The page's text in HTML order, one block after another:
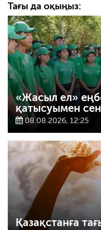
Тағы да оқыңыз:
«Жасыл ел»
қатысуымен
08.08.2026, 12:25
Қазақстанға